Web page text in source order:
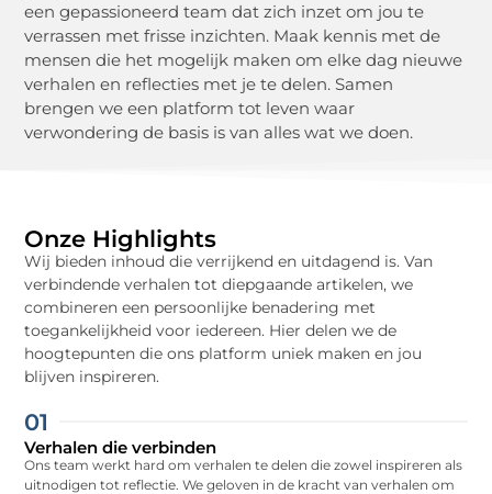
een gepassioneerd team dat zich inzet om jou te
verrassen met frisse inzichten. Maak kennis met de
mensen die het mogelijk maken om elke dag nieuwe
verhalen en reflecties met je te delen. Samen
brengen we een platform tot leven waar
verwondering de basis is van alles wat we doen.
Onze Highlights
Wij bieden inhoud die verrijkend en uitdagend is. Van
verbindende verhalen tot diepgaande artikelen, we
combineren een persoonlijke benadering met
toegankelijkheid voor iedereen. Hier delen we de
hoogtepunten die ons platform uniek maken en jou
blijven inspireren.
01
Verhalen die verbinden
Ons team werkt hard om verhalen te delen die zowel inspireren als
uitnodigen tot reflectie. We geloven in de kracht van verhalen om